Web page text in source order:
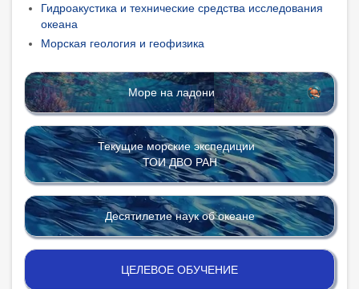
Гидроакустика и технические средства исследования
океана
Морская геология и геофизика
Море на ладони
Текущие морские экспедиции
ТОИ ДВО РАН
Десятилетие наук об океане
ЦЕЛЕВОЕ ОБУЧЕНИЕ